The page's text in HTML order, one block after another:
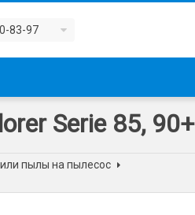
83-97
Serie 85, 90+
пылы на пылесос